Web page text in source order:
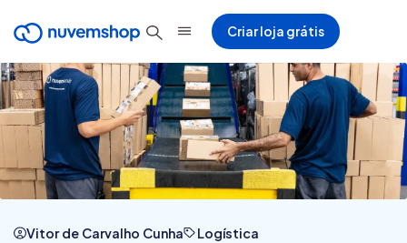
Criar loja grátis
Vitor de Carvalho Cunha Logística